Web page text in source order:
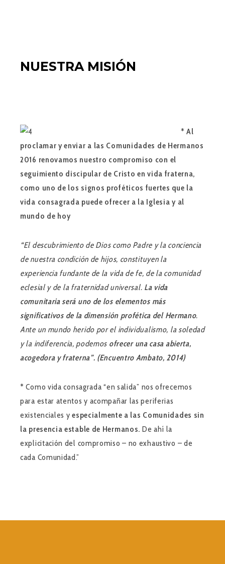
NUESTRA MISIÓN
*Al
proclamar y enviar a las Comunidades de Hermanos
2016 renovamos nuestro compromiso con el
seguimiento discipular de Cristo en vida fraterna,
como uno de los signos proféticos fuertes que la
vida consagrada puede ofrecer a la Iglesia y al
mundo de hoy
“El descubrimiento de Dios como Padre y la conciencia
de nuestra condición de hijos, constituyen la
experiencia fundante de la vida de fe, de la comunidad
eclesial y de la fraternidad universal. La vida
comunitaria será uno de los elementos más
significativos de la dimensión profética del Hermano.
Ante un mundo herido por el individualismo, la soledad
y la indiferencia, podemos ofrecer una casa abierta,
acogedora y fraterna”. (Encuentro Ambato, 2014)
*Como vida consagrada “en salida” nos ofrecemos
para estar atentos y acompañar las periferias
existenciales yespecialmente a las Comunidades sin
la presencia estable de Hermanos. De ahí la
explicitación del compromiso – no exhaustivo – de
cada Comunidad.”